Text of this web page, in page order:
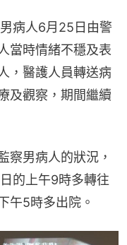
病人6月25日由警
當時情緒不穩及表
，醫護人員轉送病
及觀察，期間繼續
察男病人的狀況，
的上午9時多轉往
午5時多出院。